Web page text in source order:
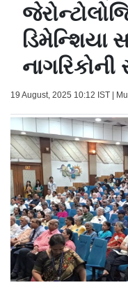
ડિમેન્શિયા
19 August, 2025 10:12 IST |